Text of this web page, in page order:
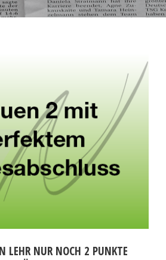
LEHR NUR NOCH 2 PUNKTE